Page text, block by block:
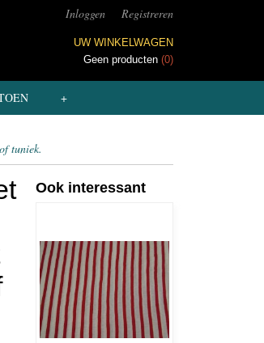
Inloggen Registreren
UW WINKELWAGEN
Geen producten (0)
+
tuniek.
Ook interessant